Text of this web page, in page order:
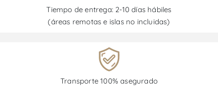
Tiempo de entrega: 2-10 días hábiles
(áreas remotas e islas no incluidas)
Transporte 100% asegurado